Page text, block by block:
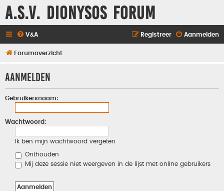
A.S.V. Dionysos Forum
V&A Aanmelden
Registreer
Forumoverzicht
Aanmelden
Gebruikersnaam:
Wachtwoord:
Ik ben mijn wachtwoord vergeten
Onthouden
Mij deze sessie niet weergeven in de lijst met online gebruikers